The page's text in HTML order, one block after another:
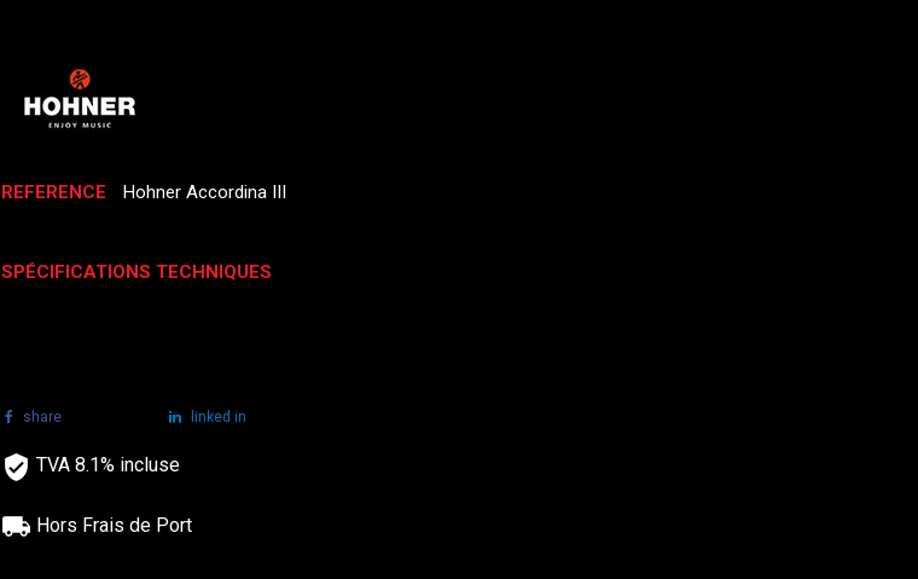
REFERENCE Hohner Accordina III
SPÉCIFICATIONS TECHNIQUES
share linked in
TVA 8.1% incluse
Hors Frais de Port